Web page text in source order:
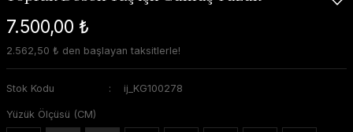
7.500,00 ₺
2.562,50 ₺ den başlayan taksitlerle!
Stok Kodu ij_KG100278
Yüzük Ölçüsü (CM)